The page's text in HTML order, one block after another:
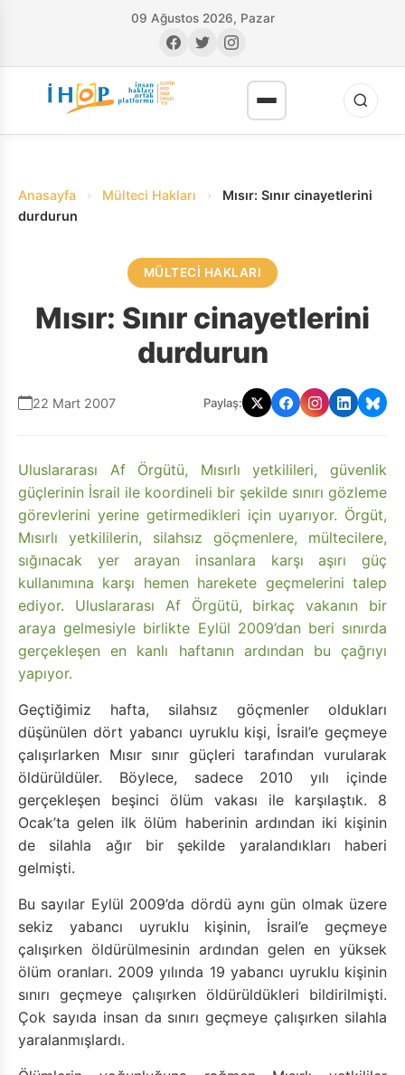
09 Ağustos 2026, Pazar
Anasayfa › Mülteci Hakları ›
Mısır: Sınır cinayetlerini
durdurun
MÜLTECI HAKLARI
Mısır: Sınır cinayetlerini
durdurun
22 Mart 2007 Paylaş:
Uluslararası Af Örgütü, Mısırlı yetkilileri, güvenlik
güçlerinin İsrail ile koordineli bir şekilde sınırı gözleme
görevlerini yerine getirmedikleri için uyarıyor. Örgüt,
Mısırlı yetkililerin, silahsız göçmenlere, mültecilere,
sığınacak yer arayan insanlara karşı aşırı güç
kullanımına karşı hemen harekete geçmelerini talep
ediyor. Uluslararası Af Örgütü, birkaç vakanın bir
araya gelmesiyle birlikte Eylül 2009’dan beri sınırda
gerçekleşen en kanlı haftanın ardından bu çağrıyı
yapıyor.
Geçtiğimiz hafta, silahsız göçmenler oldukları
düşünülen dört yabancı uyruklu kişi, İsrail’e geçmeye
çalışırlarken Mısır sınır güçleri tarafından vurularak
öldürüldüler. Böylece, sadece 2010 yılı içinde
gerçekleşen beşinci ölüm vakası ile karşılaştık. 8
Ocak’ta gelen ilk ölüm haberinin ardından iki kişinin
de silahla ağır bir şekilde yaralandıkları haberi
gelmişti.
Bu sayılar Eylül 2009’da dördü aynı gün olmak üzere
sekiz yabancı uyruklu kişinin, İsrail’e geçmeye
çalışırken öldürülmesinin ardından gelen en yüksek
ölüm oranları. 2009 yılında 19 yabancı uyruklu kişinin
sınırı geçmeye çalışırken öldürüldükleri bildirilmişti.
Çok sayıda insan da sınırı geçmeye çalışırken silahla
yaralanmışlardı.